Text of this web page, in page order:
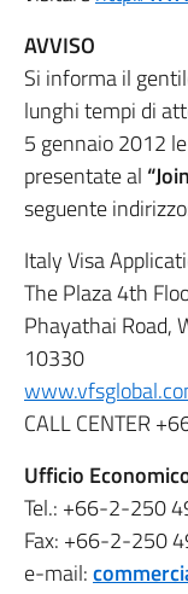
AVVISO
Si informa il
lunghi tempi di
5 gennaio 2012
presentate al
seguente
Italy Visa
The Plaza 4th
Phayathai Road,
10330
CALL CENTER
Ufficio
Tel.: +66-2-250
Fax: +66-2-250
e-mail: